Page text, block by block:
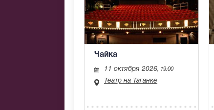
Чайка
11 октября 2026, 19:00
Театр на Таганке